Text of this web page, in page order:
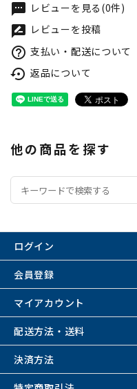
textsms レビューを見る(0件)
rate_review レビューを投稿
help_outline 支払い・配送について
settings_backup_restore 返品について
他の商品を探す
ログイン
会員登録
マイアカウント
配送方法・送料
決済方法